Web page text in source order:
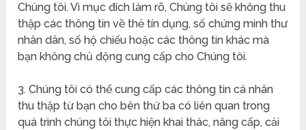
Chúng tôi. Vì mục đích làm rõ, Chúng tôi sẽ không thu
thập các thông tin về thẻ tín dụng, số chứng minh thư
nhân dân, số hộ chiếu hoặc các thông tin khác mà
bạn không chủ động cung cấp cho Chúng tôi.
3. Chúng tôi có thể cung cấp các thông tin cá nhân
thu thập từ bạn cho bên thứ ba có liên quan trong
quá trình chúng tôi thực hiện khai thác, nâng cấp, cải